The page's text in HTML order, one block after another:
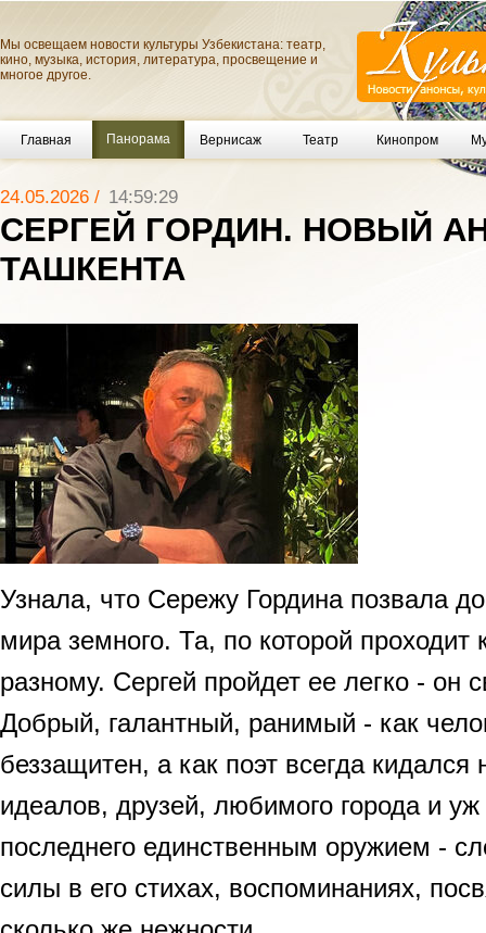
Мы освещаем новости культуры Узбекистана: театр,
кино, музыка, история, литература, просвещение и
многое другое.
Главная Панорама Вернисаж Театр Кинопром
24.05.2026 / 14:59:29
СЕРГЕЙ ГОРДИН. НОВЫЙ
ТАШКЕНТА
Узнала, что Сережу Гордина позвала
мира земного. Та, по которой
разному. Сергей пройдет ее легко - он
Добрый, галантный, ранимый - как
беззащитен, а как поэт всегда кидался
идеалов, друзей, любимого города и уж
последнего единственным оружием -
силы в его стихах, воспоминаниях,